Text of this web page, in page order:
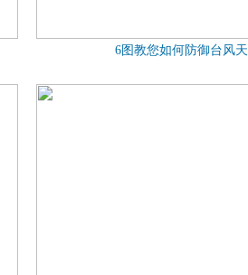
6图教您如何防御台风天